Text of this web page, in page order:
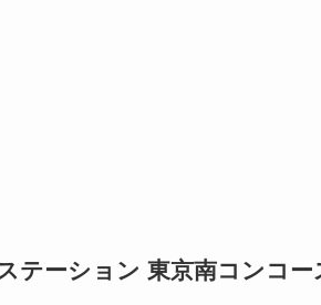
テーション 東京南コンコー